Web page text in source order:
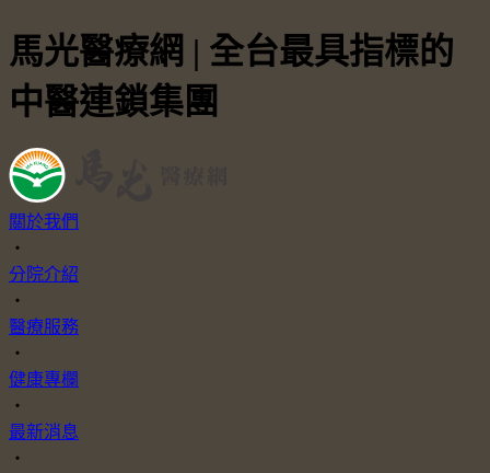
馬光醫療網 | 全台最具指標的
中醫連鎖集團
關於我們
・
分院介紹
・
醫療服務
・
健康專欄
・
最新消息
・